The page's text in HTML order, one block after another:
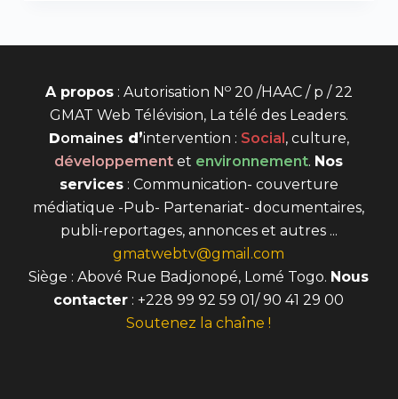
A propos: Autorisation N o20 /HAAC / p / 22
GMAT Web Télévision, La télé des Leaders.
Domaines d’intervention : Social , culture,
développement et environnement. Nos
services: Communication- couverture
médiatique -Pub- Partenariat- documentaires,
publi-reportages, annonces et autres ...
gmatwebtv@gmail.com
Siège : Abové Rue Badjonopé, Lomé Togo. Nous
contacter : +228 99 92 59 01/ 90 41 29 00
Soutenez la chaîne !